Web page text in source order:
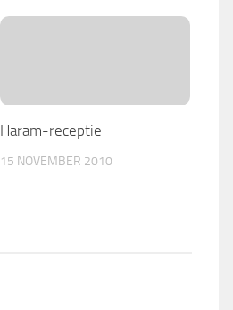
Haram-receptie
15 NOVEMBER 2010